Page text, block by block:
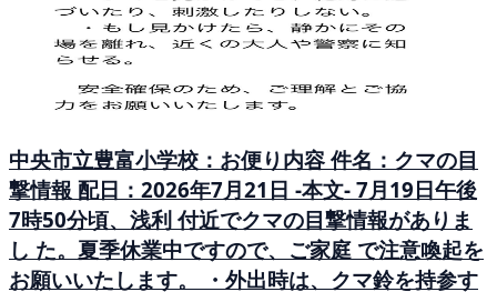
中央市立豊富小学校：お便り内容 件名：クマの目
撃情報 配日：2026年7月21日 -本文- 7月19日午後
7時50分頃、浅利 付近でクマの目撃情報がありま
し た。夏季休業中ですので、ご家庭 で注意喚起を
お願いいたします。 ・外出時は、クマ鈴を持参す